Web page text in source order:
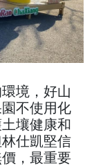
境，好山
不使用化
壤健康和
仕凱堅信
，最重要